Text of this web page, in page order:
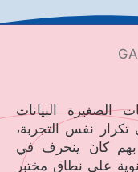
الصغيرة البيانات
نفس التجربة،
بهم كان ينحرف في
على نطاق مختبر